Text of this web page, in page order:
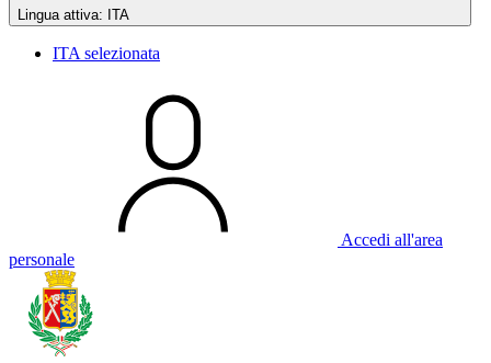
Lingua attiva: ITA
ITA selezionata
Accedi all'area
personale